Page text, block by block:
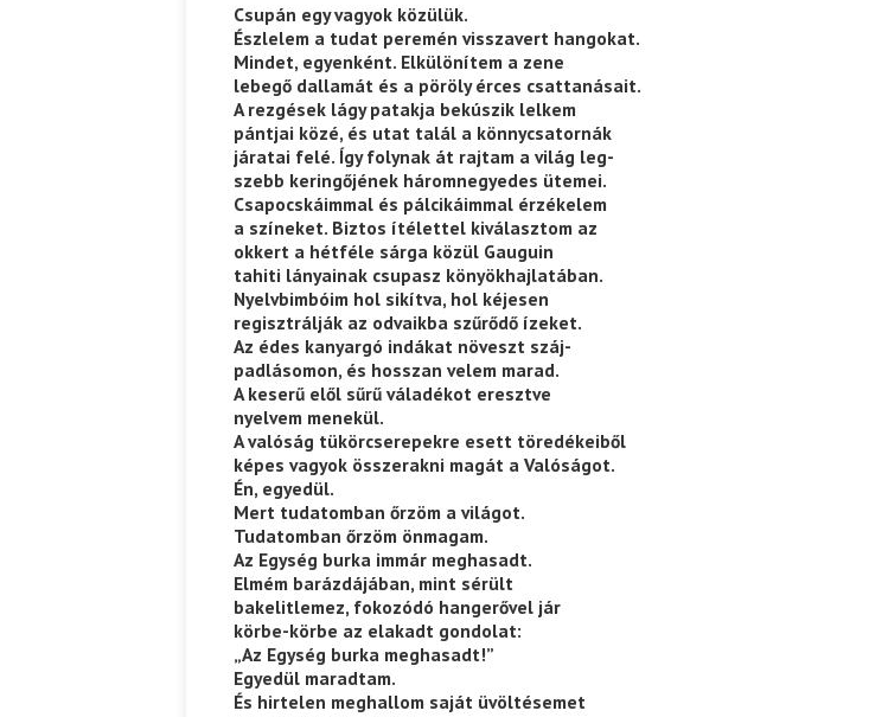
Csupán egy vagyok közülük.
Észlelem a tudat peremén visszavert hangokat.
Mindet, egyenként. Elkülönítem a zene
lebegő dallamát és a pöröly érces csattanásait.
A rezgések lágy patakja bekúszik lelkem
pántjai közé, és utat talál a könnycsatornák
járatai felé. Így folynak át rajtam a világ leg-
szebb keringőjének háromnegyedes ütemei.
Csapocskáimmal és pálcikáimmal érzékelem
a színeket. Biztos ítélettel kiválasztom az
okkert a hétféle sárga közül Gauguin
tahiti lányainak csupasz könyökhajlatában.
Nyelvbimbóim hol sikítva, hol kéjesen
regisztrálják az odvaikba szűrődő ízeket.
Az édes kanyargó indákat növeszt száj-
padlásomon, és hosszan velem marad.
A keserű elől sűrű váladékot eresztve
nyelvem menekül.
A valóság tükörcserepekre esett töredékeiből
képes vagyok összerakni magát a Valóságot.
Én, egyedül.
Mert tudatomban őrzöm a világot.
Tudatomban őrzöm önmagam.
Az Egység burka immár meghasadt.
Elmém barázdájában, mint sérült
bakelitlemez, fokozódó hangerővel jár
körbe-körbe az elakadt gondolat:
„Az Egység burka meghasadt!”
Egyedül maradtam.
És hirtelen meghallom saját üvöltésemet